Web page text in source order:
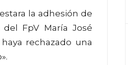
la adhesión de
FpV María José
rechazado una